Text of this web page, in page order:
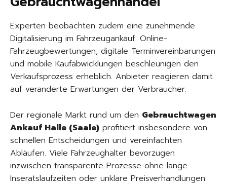
Experten beobachten zudem eine zunehmende
Digitalisierung im Fahrzeugankauf. Online-
Fahrzeugbewertungen, digitale Terminvereinbarungen
und mobile Kaufabwicklungen beschleunigen den
Verkaufsprozess erheblich. Anbieter reagieren damit
auf veränderte Erwartungen der Verbraucher.
Der regionale Markt rund um den Gebrauchtwagen
Ankauf Halle (Saale) profitiert insbesondere von
schnellen Entscheidungen und vereinfachten
Abläufen. Viele Fahrzeughalter bevorzugen
inzwischen transparente Prozesse ohne lange
Inseratslaufzeiten oder unklare Preisverhandlungen.